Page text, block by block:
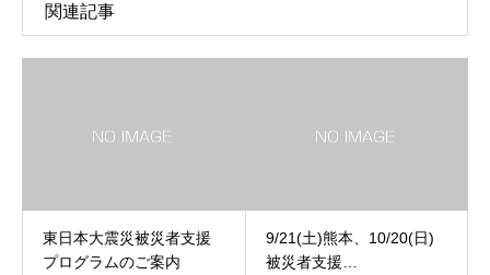
関連記事
東日本大震災被災者支援
プログラムのご案内
9/21(土)熊本、10/20(日)
被災者支援…